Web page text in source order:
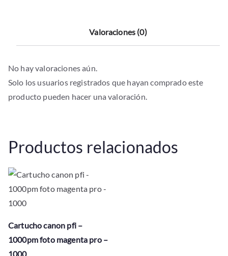
Valoraciones (0)
No hay valoraciones aún.
Solo los usuarios registrados que hayan comprado este
producto pueden hacer una valoración.
Productos relacionados
Cartucho canon pfi –
1000pm foto magenta pro –
1000